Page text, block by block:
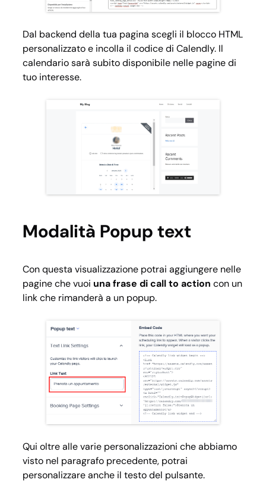
Dal backend della tua pagina scegli il blocco HTML
personalizzato e incolla il codice di Calendly. Il
calendario sarà subito disponibile nelle pagine di
tuo interesse.
Modalità Popup text
Con questa visualizzazione potrai aggiungere nelle
pagine che vuoi una frase di call to action con un
link che rimanderà a un popup.
Qui oltre alle varie personalizzazioni che abbiamo
visto nel paragrafo precedente, potrai
personalizzare anche il testo del pulsante.